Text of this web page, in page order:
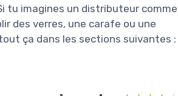
tu imagines un distributeur comme
des verres, une carafe ou une
ça dans les sections suivantes :